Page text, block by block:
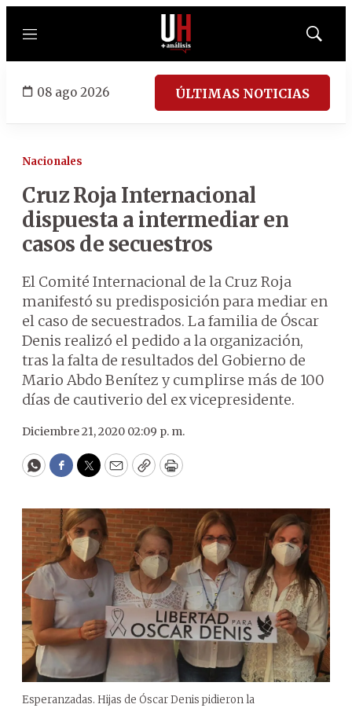
Menú
Mostrar
08 ago 2026 ÚLTIMAS NOTICIAS
Nacionales
Cruz Roja Internacional
dispuesta a intermediar en
casos de secuestros
El Comité Internacional de la Cruz Roja
manifestó su predisposición para mediar en
el caso de secuestrados. La familia de Óscar
Denis realizó el pedido a la organización,
tras la falta de resultados del Gobierno de
Mario Abdo Benítez y cumplirse más de 100
días de cautiverio del ex vicepresidente.
Diciembre 21, 2020 02:09 p. m.
WhatsApp
Facebook
Twitter
EmailCopyPrint
Esperanzadas. Hijas de Óscar Denis pidieron la